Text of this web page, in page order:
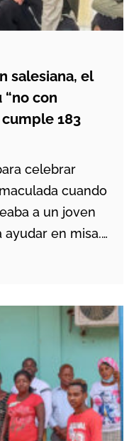
salesiana, el
“no con
183
celebrar
cuando
a un joven
ayudar en misa.
al chico,